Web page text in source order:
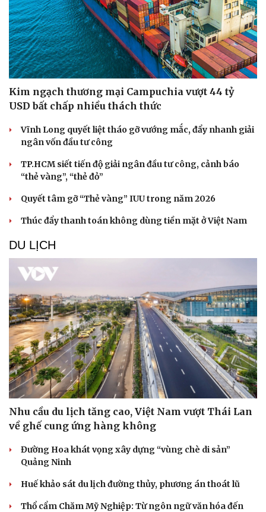
Doanh nghiệp
Thông tin doanh nghiệp
Doanh nhân
Vì cộng đồng
Công nghệ
Sành điệu
Trải nghiệm
Chuyển đổi số
Kim ngạch thương mại Campuchia vượt 44 tỷ
USD bất chấp nhiều thách thức
Vĩnh Long quyết liệt tháo gỡ vướng mắc, đẩy nhanh giải
ngân vốn đầu tư công
TP.HCM siết tiến độ giải ngân đầu tư công, cảnh báo
“thẻ vàng”, “thẻ đỏ”
Quyết tâm gỡ “Thẻ vàng” IUU trong năm 2026
Thúc đẩy thanh toán không dùng tiền mặt ở Việt Nam
DU LỊCH
Nhu cầu du lịch tăng cao, Việt Nam vượt Thái Lan
về ghế cung ứng hàng không
Đường Hoa khát vọng xây dựng “vùng chè di sản”
Quảng Ninh
Huế khảo sát du lịch đường thủy, phương án thoát lũ
Thổ cẩm Chăm Mỹ Nghiệp: Từ ngôn ngữ văn hóa đến